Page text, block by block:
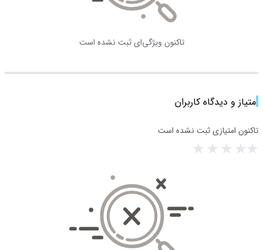
تاکنون ویژگی‌ای ثبت نشده است
امتیاز و دیدگاه کاربران
تاکنون امتیازی ثبت نشده است